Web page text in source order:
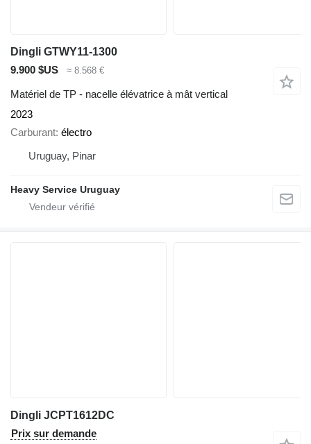
Dingli GTWY11-1300
9.900 $US
≈ 8.568 €
Matériel de TP - nacelle élévatrice à mât vertical
2023
Carburant électro
Uruguay, Pinar
Heavy Service Uruguay
Dingli JCPT1612DC
Prix sur demande